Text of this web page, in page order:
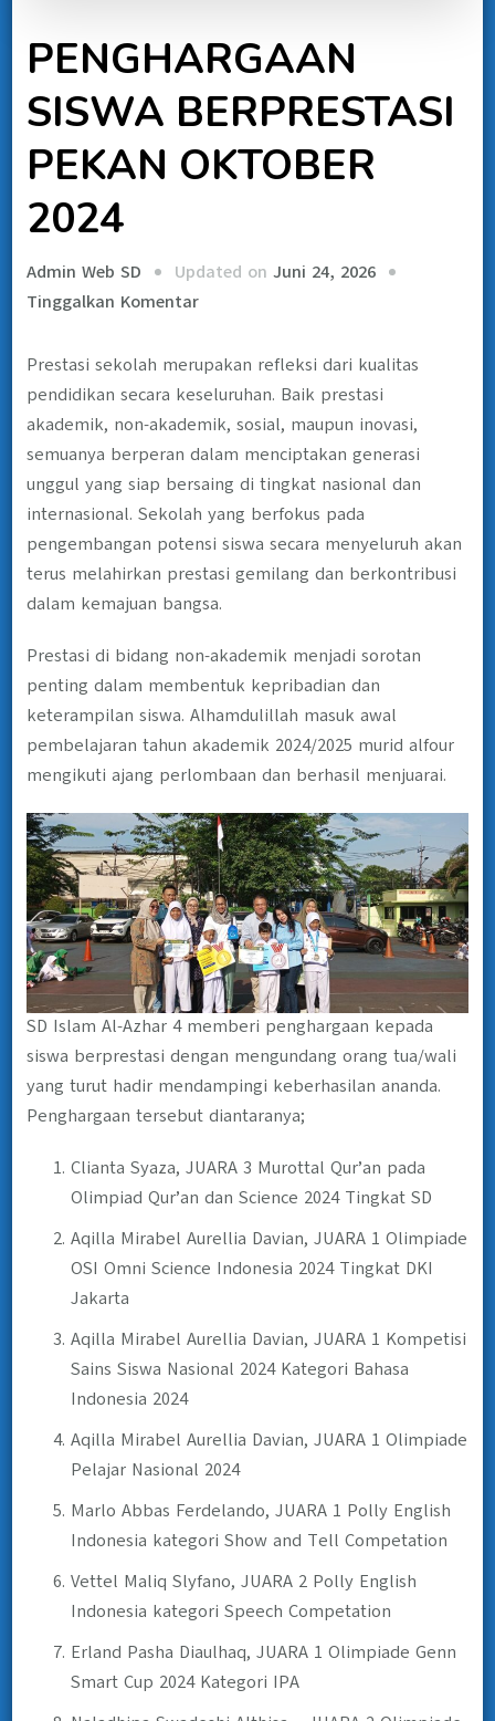
PENGHARGAAN
SISWA BERPRESTASI
PEKAN OKTOBER
2024
Admin Web SD Updated on Juni 24, 2026
Tinggalkan Komentar
Prestasi sekolah merupakan refleksi dari kualitas
pendidikan secara keseluruhan. Baik prestasi
akademik, non-akademik, sosial, maupun inovasi,
semuanya berperan dalam menciptakan generasi
unggul yang siap bersaing di tingkat nasional dan
internasional. Sekolah yang berfokus pada
pengembangan potensi siswa secara menyeluruh akan
terus melahirkan prestasi gemilang dan berkontribusi
dalam kemajuan bangsa.
Prestasi di bidang non-akademik menjadi sorotan
penting dalam membentuk kepribadian dan
keterampilan siswa. Alhamdulillah masuk awal
pembelajaran tahun akademik 2024/2025 murid alfour
mengikuti ajang perlombaan dan berhasil menjuarai.
SD Islam Al-Azhar 4 memberi penghargaan kepada
siswa berprestasi dengan mengundang orang tua/wali
yang turut hadir mendampingi keberhasilan ananda.
Penghargaan tersebut diantaranya;
Clianta Syaza, JUARA 3 Murottal Qur’an pada
Olimpiad Qur’an dan Science 2024 Tingkat SD
Aqilla Mirabel Aurellia Davian, JUARA 1 Olimpiade
OSI Omni Science Indonesia 2024 Tingkat DKI
Jakarta
Aqilla Mirabel Aurellia Davian, JUARA 1 Kompetisi
Sains Siswa Nasional 2024 Kategori Bahasa
Indonesia 2024
Aqilla Mirabel Aurellia Davian, JUARA 1 Olimpiade
Pelajar Nasional 2024
Marlo Abbas Ferdelando, JUARA 1 Polly English
Indonesia kategori Show and Tell Competation
Vettel Maliq Slyfano, JUARA 2 Polly English
Indonesia kategori Speech Competation
Erland Pasha Diaulhaq, JUARA 1 Olimpiade Genn
Smart Cup 2024 Kategori IPA